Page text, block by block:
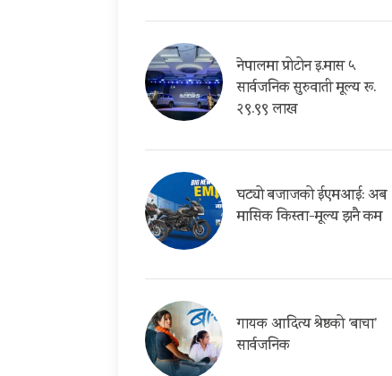
नेपालमा प्रोटोन इ.मास ५
सार्वजनिक सुरुवाती मूल्य रू.
२९.९९ लाख
घट्यो बजाजको ईएमआई: अब
मासिक किस्ता-मूल्य झनै कम
गायक आदित्य श्रेष्ठको ‘बाचा’
सार्वजनिक